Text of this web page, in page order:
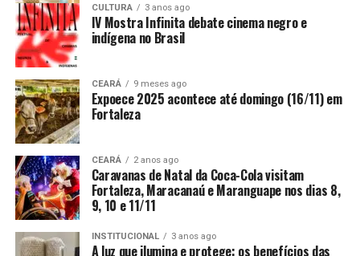
CULTURA 3 anos ago
IV Mostra Infinita debate cinema negro e
indígena no Brasil
CEARÁ 9 meses ago
Expoece 2025 acontece até domingo (16/11) em
Fortaleza
CEARÁ 2 anos ago
Caravanas de Natal da Coca-Cola visitam
Fortaleza, Maracanaú e Maranguape nos dias 8,
9, 10 e 11/11
INSTITUCIONAL 3 anos ago
A luz que ilumina e protege: os benefícios das